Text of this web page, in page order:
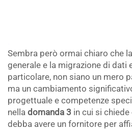
Sembra però ormai chiaro che
generale e la migrazione di dati
particolare, non siano un mero
ma un cambiamento
progettuale e competenze
nella domanda 3 in cui si
debba avere un fornitore per